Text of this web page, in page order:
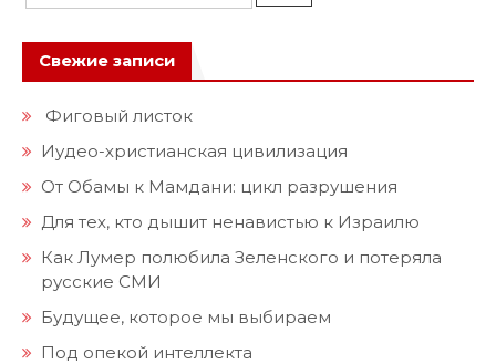
Свежие записи
Фиговый листок
Иудео-христианская цивилизация
От Обамы к Мамдани: цикл разрушения
Для тех, кто дышит ненавистью к Израилю
Как Лумер полюбила Зеленского и потеряла
русские СМИ
Будущее, которое мы выбираем
Под опекой интеллекта